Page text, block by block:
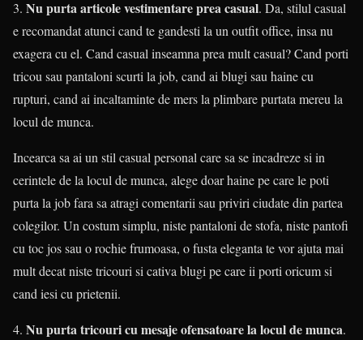
3. Nu purta articole vestimentare prea casual. Da, stilul casual
e recomandat atunci cand te gandesti la un outfit office, insa nu
exagera cu el. Cand casual inseamna prea mult casual? Cand porti
tricou sau pantaloni scurti la job, cand ai blugi sau haine cu
rupturi, cand ai incaltaminte de mers la plimbare purtata mereu la
locul de munca.
Incearca sa ai un stil casual personal care sa se incadreze si in
cerintele de la locul de munca, alege doar haine pe care le poti
purta la job fara sa atragi comentarii sau priviri ciudate din partea
colegilor. Un costum simplu, niste pantaloni de stofa, niste pantofi
cu toc jos sau o rochie frumoasa, o fusta eleganta te vor ajuta mai
mult decat niste tricouri si cativa blugi pe care ii porti oricum si
cand iesi cu prietenii.
4. Nu purta tricouri cu mesaje ofensatoare la locul de munca.